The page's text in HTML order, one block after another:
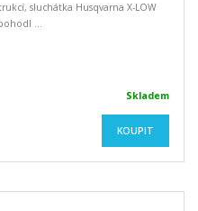
sluchátka Husqvarna X-LOW
...
Skladem
KOUPIT